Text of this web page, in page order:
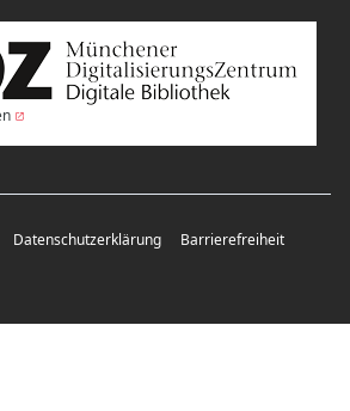
Datenschutzerklärung Barrierefreiheit